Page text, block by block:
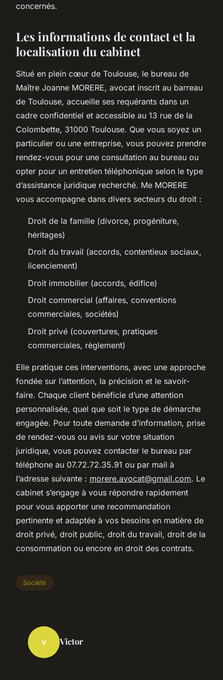
concernés.
Les informations de contact et la
localisation du cabinet
Situé en plein cœur de Toulouse, le bureau de
Maître Joanne MORERE, avocat inscrit au barreau
de Toulouse, accueille ses requérants dans un
cadre confidentiel et accessible au 13 rue de la
Colombette, 31000 Toulouse. Que vous soyez un
particulier ou une entreprise, vous pouvez prendre
rendez-vous pour une consultation au bureau ou
opter pour un entretien téléphonique selon le type
d’assistance juridique recherché. Me MORERE
vous accompagne dans divers secteurs du droit :
Droit de la famille (divorce, progéniture,
héritages)
Droit du travail (accords, contentieux sociaux,
licenciement)
Droit immobilier (accords, édifice)
Droit commercial (affaires, conventions
commerciales, sociétés)
Droit privé (couvertures, pratiques
commerciales, règlement)
Elle pratique ces interventions, avec une approche
fondée sur l’attention, la précision et le savoir-
faire. Chaque client bénéficie d’une attention
personnalisée, quel que soit le type de démarche
engagée. Pour toute demande d’information, prise
de rendez-vous ou avis sur votre situation
juridique, vous pouvez contacter le bureau par
téléphone au 07.72.72.35.91 ou par mail à
l’adresse suivante : morere.avocat@gmail.com. Le
cabinet s’engage à vous répondre rapidement
pour vous apporter une recommandation
pertinente et adaptée à vos besoins en matière de
droit privé, droit public, droit du travail, droit de la
consommation ou encore en droit des contrats.
Société
V Victor